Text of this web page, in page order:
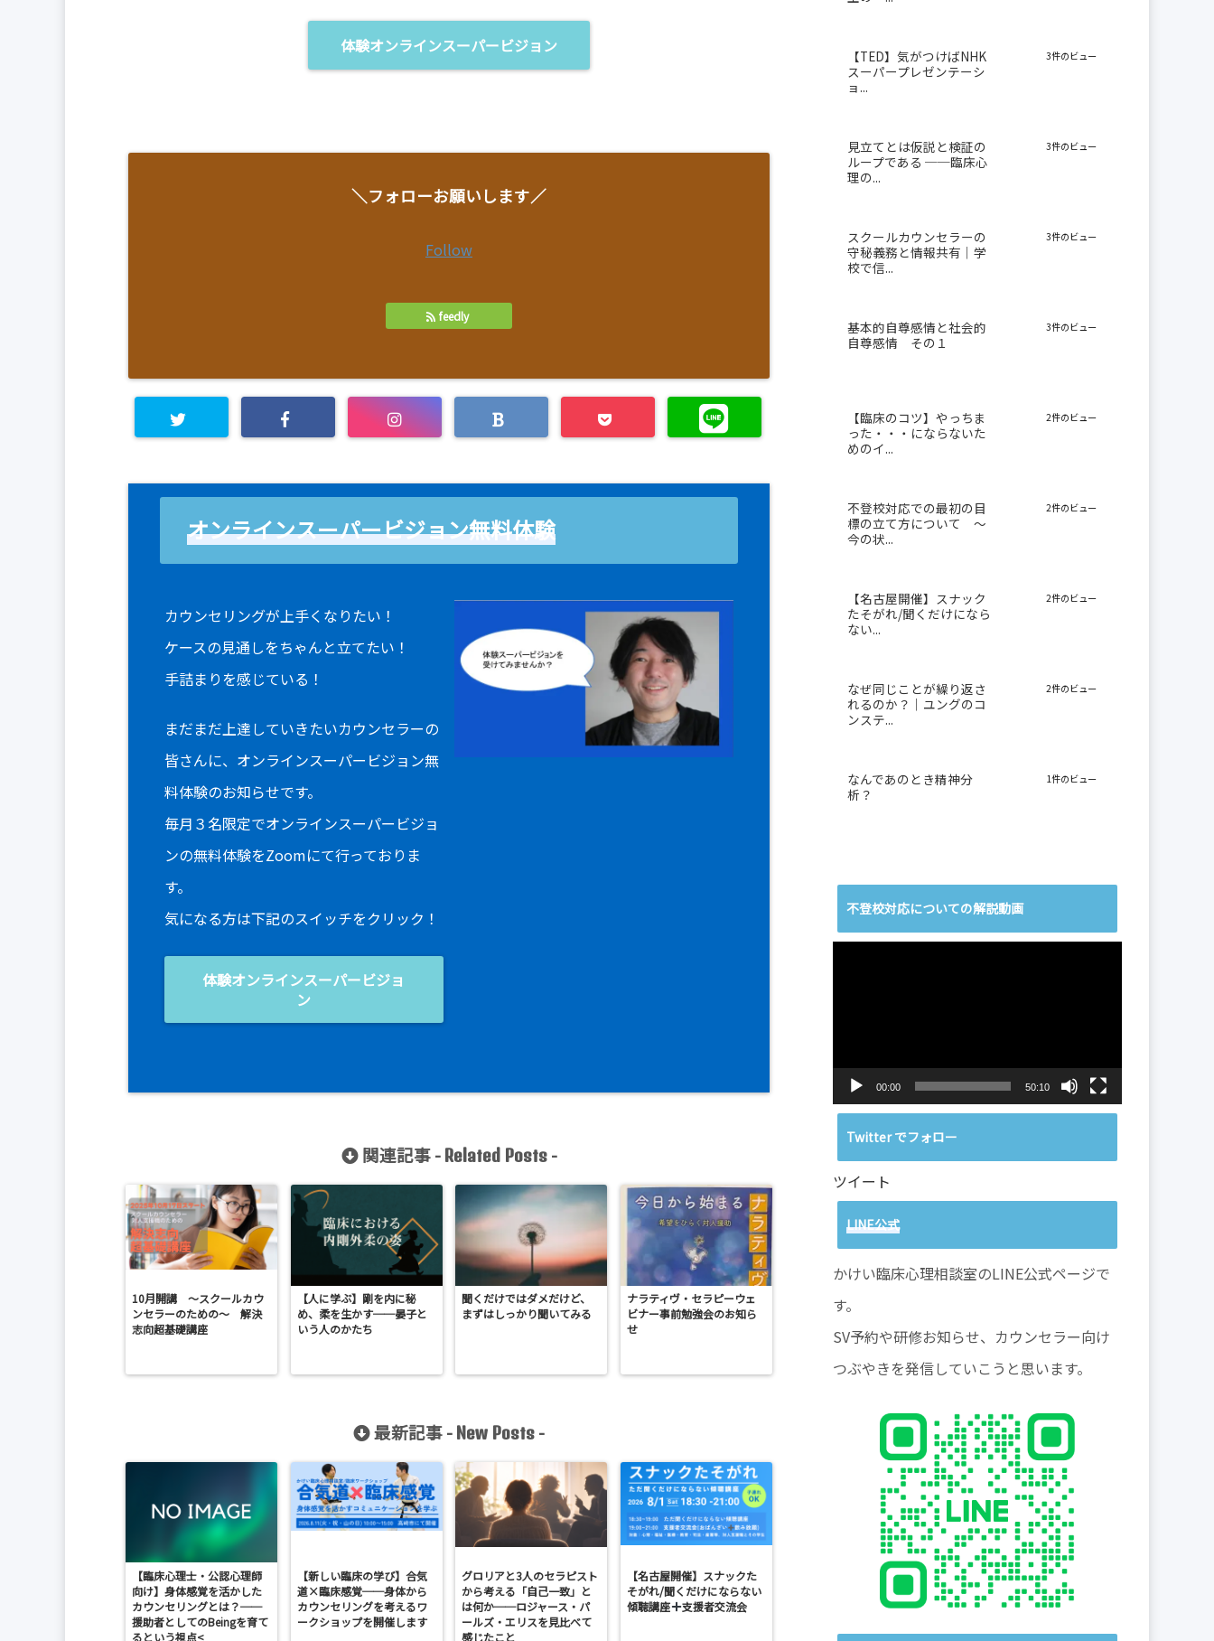
体験オンラインスーパービジョン
＼フォローお願いします／
Follow
feedly
オンラインスーパービジョン無料体験
カウンセリングが上手くなりたい！
ケースの見通しをちゃんと立てたい！
手詰まりを感じている！
まだまだ上達していきたいカウンセラーの
皆さんに、オンラインスーパービジョン無
料体験のお知らせです。
毎月３名限定でオンラインスーパービジョ
ンの無料体験をZoomにて行っておりま
す。
気になる方は下記のスイッチをクリック！
体験オンラインスーパービジョ
ン
関連記事 - Related Posts-
10月開講 〜スクールカウ
ンセラーのための〜 解決
志向超基礎講座
【人に学ぶ】剛を内に秘
め、柔を生かす──晏子と
いう人のかたち
聞くだけではダメだけど、
まずはしっかり聞いてみる
ナラティヴ・セラピーウェ
ビナー事前勉強会のお知ら
せ
最新記事 - New Posts -
【臨床心理士・公認心理師
向け】身体感覚を活かした
カウンセリングとは？──
援助者としてのBeingを育て
るという視点<
【新しい臨床の学び】合気
道×臨床感覚──身体から
カウンセリングを考えるワ
ークショップを開催します
グロリアと3人のセラピスト
から考える「自己一致」と
は何か──ロジャース・パ
ールズ・エリスを見比べて
感じたこと
【名古屋開催】スナックた
そがれ/聞くだけにならない
傾聴講座
支援者交流会
【TED】気がつけばNHK
スーパープレゼンテーシ
ョ...
3件のビュー
見立てとは仮説と検証の
ループである ──臨床心
理の...
3件のビュー
スクールカウンセラーの
守秘義務と情報共有｜学
校で信...
3件のビュー
基本的自尊感情と社会的
自尊感情 その１
3件のビュー
【臨床のコツ】やっちま
った・・・にならないた
めのイ...
2件のビュー
不登校対応での最初の目
標の立て方について 〜
今の状...
2件のビュー
【名古屋開催】スナック
たそがれ/聞くだけになら
ない...
2件のビュー
なぜ同じことが繰り返さ
れるのか？｜ユングのコ
ンステ...
2件のビュー
なんであのとき精神分
析？
1件のビュー
不登校対応についての解説動画
00:00 50:10
Twitter でフォロー
ツイート
LINE公式
かけい臨床心理相談室のLINE公式ページで
す。
SV予約や研修お知らせ、カウンセラー向け
つぶやきを発信していこうと思います。